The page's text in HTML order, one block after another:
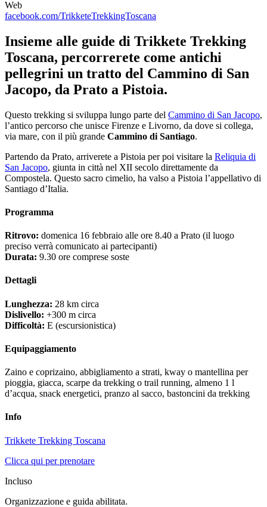
Web
facebook.com/TrikketeTrekkingToscana
Insieme alle guide di Trikkete Trekking
Toscana, percorrerete come antichi
pellegrini un tratto del Cammino di San
Jacopo, da Prato a Pistoia.
Questo trekking si sviluppa lungo parte del Cammino di San Jacopo,
l’antico percorso che unisce Firenze e Livorno, da dove si collega,
via mare, con il più grande Cammino di Santiago.
Partendo da Prato, arriverete a Pistoia per poi visitare la Reliquia di
San Jacopo, giunta in città nel XII secolo direttamente da
Compostela. Questo sacro cimelio, ha valso a Pistoia l’appellativo di
Santiago d’Italia.
Programma
Ritrovo: domenica 16 febbraio alle ore 8.40 a Prato (il luogo
preciso verrà comunicato ai partecipanti)
Durata: 9.30 ore comprese soste
Dettagli
Lunghezza: 28 km circa
Dislivello: +300 m circa
Difficoltà: E (escursionistica)
Equipaggiamento
Zaino e coprizaino, abbigliamento a strati, kway o mantellina per
pioggia, giacca, scarpe da trekking o trail running, almeno 1 l
d’acqua, snack energetici, pranzo al sacco, bastoncini da trekking
Info
Trikkete Trekking Toscana
Clicca qui per prenotare
Incluso
Organizzazione e guida abilitata.